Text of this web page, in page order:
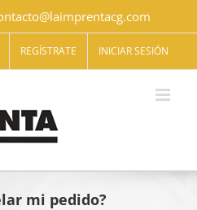
REGÍSTRATE INICIAR SESIÓN
mi pedido?